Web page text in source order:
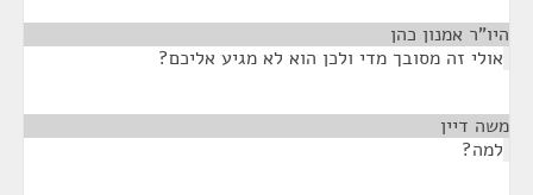
היו"ר אמנון כהן
אולי זה מסובך מדי ולכן הוא לא מגיע אליכם?
משה דיין
למה?